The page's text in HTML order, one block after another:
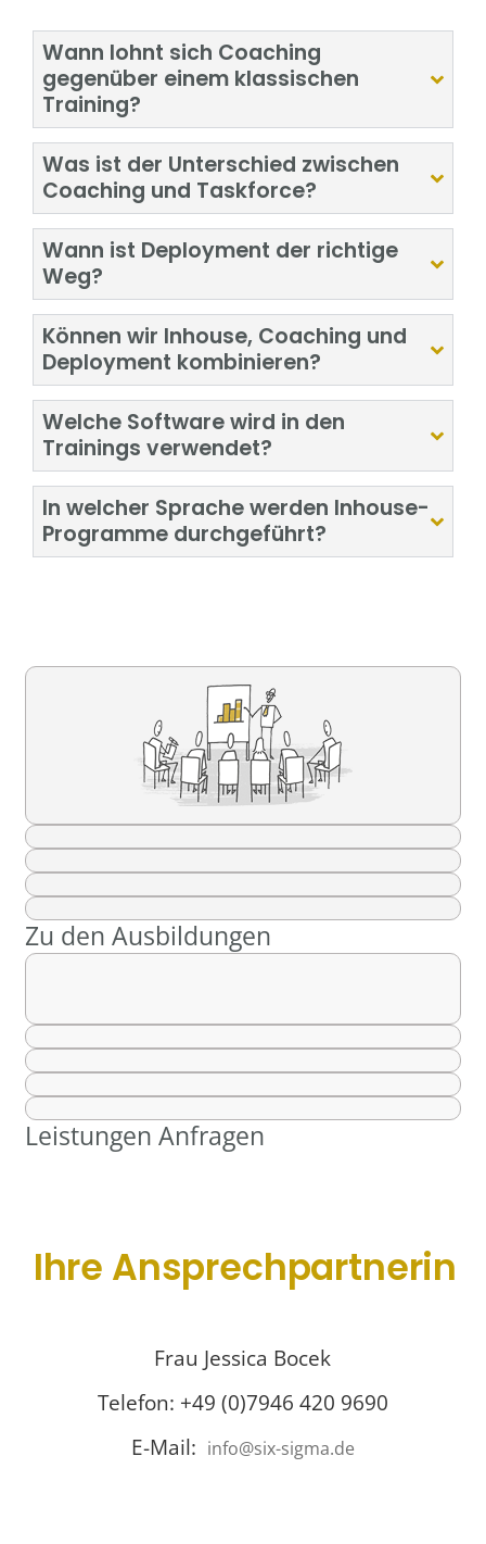
Wann lohnt sich Coaching
gegenüber einem klassischen
Training?
Was ist der Unterschied zwischen
Coaching und Taskforce?
Wann ist Deployment der richtige
Weg?
Können wir Inhouse, Coaching und
Deployment kombinieren?
Welche Software wird in den
Trainings verwendet?
In welcher Sprache werden Inhouse-
Programme durchgeführt?
Zu den Ausbildungen
Leistungen Anfragen
Ihre Ansprechpartnerin
Frau Jessica Bocek
Telefon: +49 (0)7946 420 9690
E-Mail: info@six-sigma.de